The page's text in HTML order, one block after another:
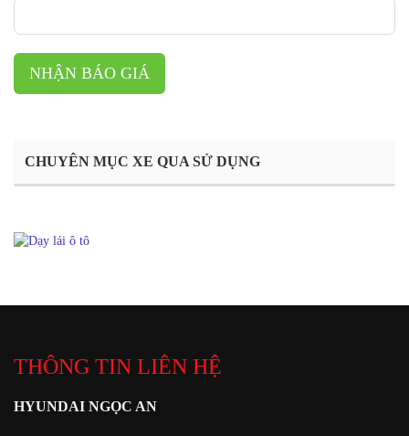
NHẬN BÁO GIÁ
CHUYÊN MỤC XE QUA SỬ DỤNG
THÔNG TIN LIÊN HỆ
HYUNDAI NGỌC AN